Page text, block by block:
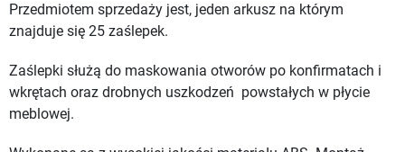
Przedmiotem sprzedaży jest, jeden arkusz na którym
znajduje się 25 zaślepek.
Zaślepki służą do maskowania otworów po konfirmatach i
wkrętach oraz drobnych uszkodzeń powstałych w płycie
meblowej.